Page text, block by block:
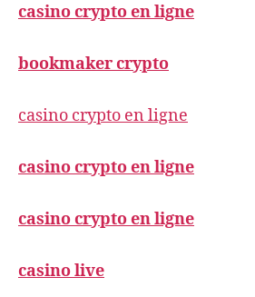
casino crypto en ligne
bookmaker crypto
casino crypto en ligne
casino crypto en ligne
casino crypto en ligne
casino live